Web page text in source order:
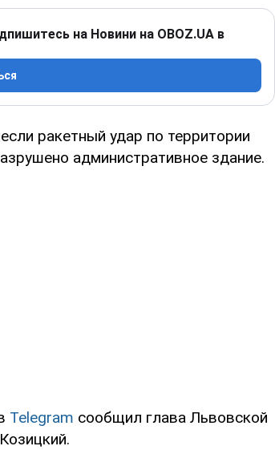
на Новини на OBOZ.UA в
ракетный удар по территории
административное здание.
Telegram сообщил глава Львовской